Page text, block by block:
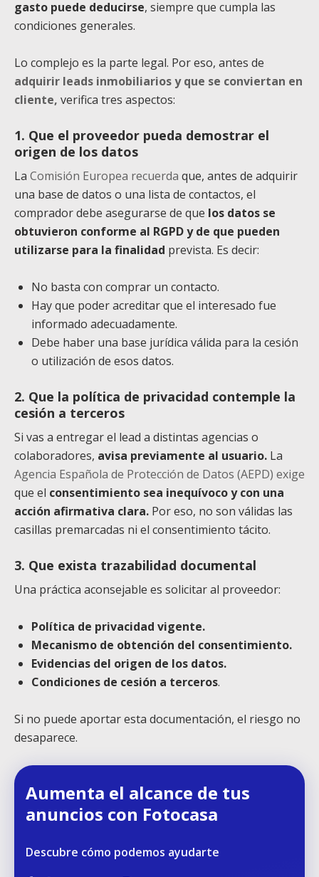
gasto puede deducirse, siempre que cumpla las
condiciones generales.
Lo complejo es la parte legal. Por eso, antes de
adquirir leads inmobiliarios y que se conviertan en
cliente, verifica tres aspectos:
1. Que el proveedor pueda demostrar el
origen de los datos
La Comisión Europea recuerda que, antes de adquirir
una base de datos o una lista de contactos, el
comprador debe asegurarse de que los datos se
obtuvieron conforme al RGPD y de que pueden
utilizarse para la finalidad prevista. Es decir:
No basta con comprar un contacto.
Hay que poder acreditar que el interesado fue
informado adecuadamente.
Debe haber una base jurídica válida para la cesión
o utilización de esos datos.
2. Que la política de privacidad contemple la
cesión a terceros
Si vas a entregar el lead a distintas agencias o
colaboradores, avisa previamente al usuario. La
Agencia Española de Protección de Datos (AEPD) exige
que el consentimiento sea inequívocoy con una
acción afirmativa clara. Por eso, no son válidas las
casillas premarcadas ni el consentimiento tácito.
3. Que exista trazabilidad documental
Una práctica aconsejable es solicitar al proveedor:
Política de privacidad vigente.
Mecanismo de obtención del consentimiento.
Evidencias del origen de los datos.
Condiciones de cesión a terceros.
Si no puede aportar esta documentación, el riesgo no
desaparece.
Aumenta el alcance de tus
anuncios con Fotocasa
Descubre cómo podemos ayudarte